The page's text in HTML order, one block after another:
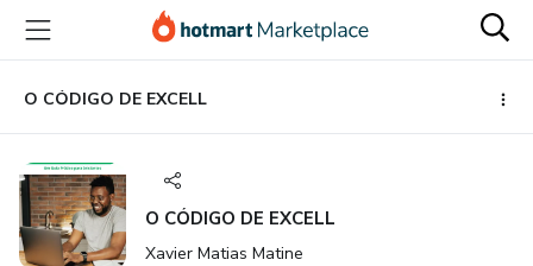
para
conteúdo
principal
para
pagamento
para
rodapé
O CÓDIGO DE EXCELL
O CÓDIGO DE EXCELL
Xavier Matias Matine